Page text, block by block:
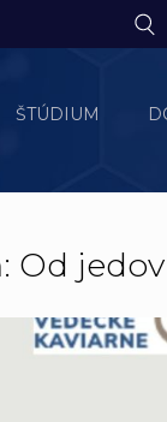
ŠTÚDIUM
Od